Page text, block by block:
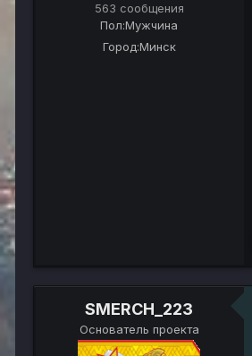
563 сообщения
Пол:Мужчина
Город:Минск
SMERCH_223
Основатель проекта